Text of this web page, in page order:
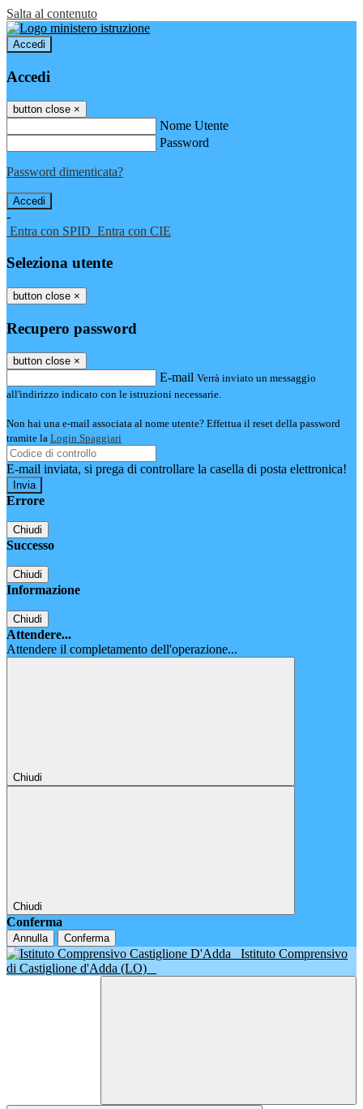
Salta al contenuto
Accedi
Accedi
button close ×
Nome Utente
Password
Password dimenticata?
-
Entra con SPID Entra con CIE
Seleziona utente
button close ×
Recupero password
button close ×
E-mail Verrà inviato un messaggio
all'indirizzo indicato con le istruzioni necessarie.
Non hai una e-mail associata al nome utente? Effettua il reset della password
tramite la Login Spaggiari
E-mail inviata, si prega di controllare la casella di posta elettronica!
Errore
Chiudi
Successo
Chiudi
Informazione
Chiudi
Attendere...
Attendere il completamento dell'operazione...
Chiudi
Chiudi
Conferma
Annulla Conferma
Istituto Comprensivo
di Castiglione d'Adda (LO)